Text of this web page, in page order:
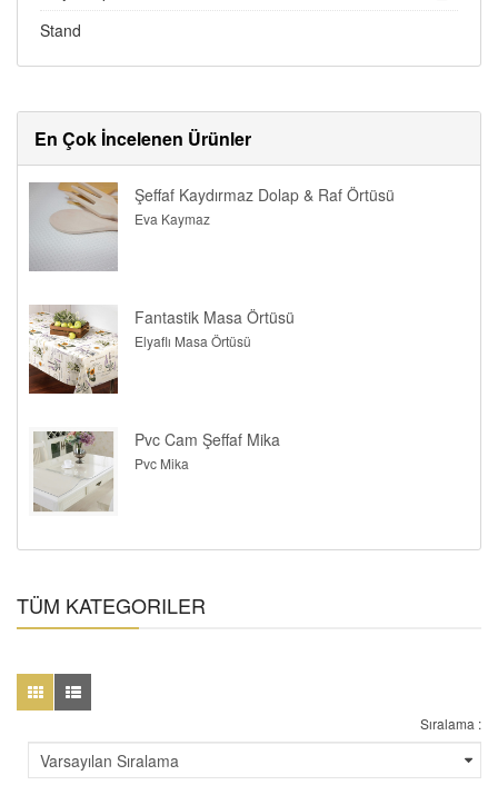
Stand
En Çok İncelenen Ürünler
Şeffaf Kaydırmaz Dolap & Raf Örtüsü
Eva Kaymaz
Fantastik Masa Örtüsü
Elyaflı Masa Örtüsü
Pvc Cam Şeffaf Mika
Pvc Mika
TÜM KATEGORILER
Sıralama :